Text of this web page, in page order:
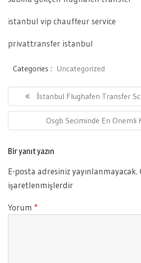
istanbul vip chauffeur service
privattransfer istanbul
Categories : Uncategorized
gezinmesiPrevious
Post:
İstanbul Flughafen Transfer
Next
Post:
Osgb Seciminde En Onemli
Bir yanıt yazın
E-posta adresiniz yayınlanmayacak.
işaretlenmişlerdir
Yorum *